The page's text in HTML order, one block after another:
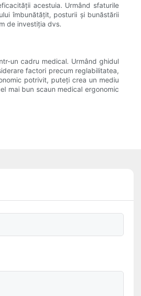
acestuia. Urmând sfaturile
îmbunătățit, posturii și bunăstării
de investiția dvs.
un cadru medical. Urmând ghidul
factori precum reglabilitatea,
potrivit, puteți crea un mediu
mai bun scaun medical ergonomic